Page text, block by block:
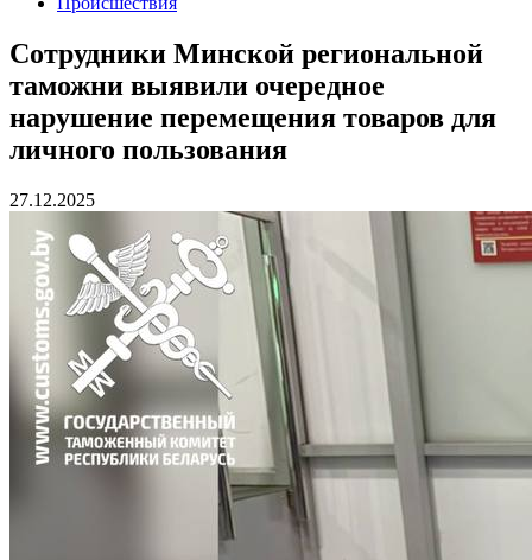
Сотрудники Минской региональной
таможни выявили очередное
нарушение перемещения товаров для
личного пользования
27.12.2025